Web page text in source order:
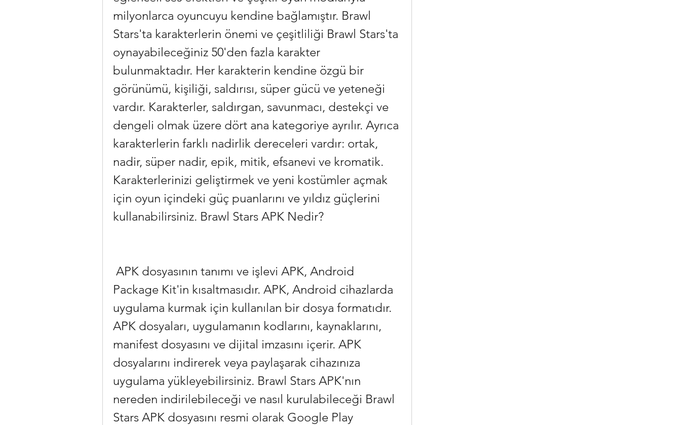
milyonlarca oyuncuyu kendine bağlamıştır. Brawl
Stars'ta karakterlerin önemi ve çeşitliliği Brawl Stars'ta
oynayabileceğiniz 50'den fazla karakter
bulunmaktadır. Her karakterin kendine özgü bir
görünümü, kişiliği, saldırısı, süper gücü ve yeteneği
vardır. Karakterler, saldırgan, savunmacı, destekçi ve
dengeli olmak üzere dört ana kategoriye ayrılır. Ayrıca
karakterlerin farklı nadirlik dereceleri vardır: ortak,
nadir, süper nadir, epik, mitik, efsanevi ve kromatik.
Karakterlerinizi geliştirmek ve yeni kostümler açmak
için oyun içindeki güç puanlarını ve yıldız güçlerini
kullanabilirsiniz. Brawl Stars APK Nedir?
Package Kit'in kısaltmasıdır. APK, Android cihazlarda
uygulama kurmak için kullanılan bir dosya formatıdır.
APK dosyaları, uygulamanın kodlarını, kaynaklarını,
manifest dosyasını ve dijital imzasını içerir. APK
dosyalarını indirerek veya paylaşarak cihazınıza
uygulama yükleyebilirsiniz. Brawl Stars APK'nın
nereden indirilebileceği ve nasıl kurulabileceği Brawl
Stars APK dosyasını resmi olarak Google Play